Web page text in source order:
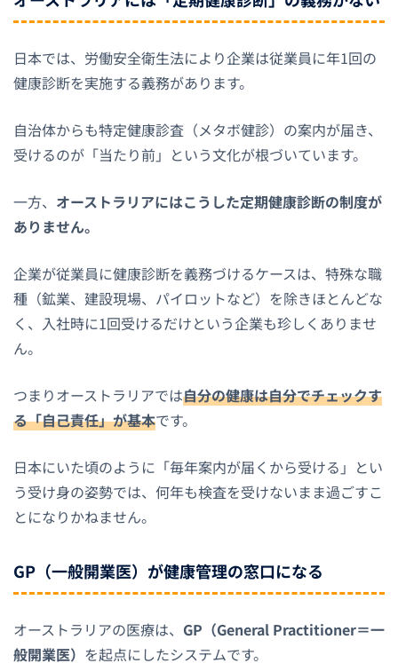
日本では、労働安全衛生法により企業は従業員に年1回の
健康診断を実施する義務があります。
自治体からも特定健康診査（メタボ健診）の案内が届き、
受けるのが「当たり前」という文化が根づいています。
一方、 オーストラリアにはこうした定期健康診断の制度が
ありません。
企業が従業員に健康診断を義務づけるケースは、特殊な職
種（鉱業、建設現場、パイロットなど）を除きほとんどな
く、入社時に1回受けるだけという企業も珍しくありませ
ん。
つまりオーストラリアでは自分の健康は自分でチェックす
る「自己責任」が基本です。
日本にいた頃のように「毎年案内が届くから受ける」とい
う受け身の姿勢では、何年も検査を受けないまま過ごすこ
とになりかねません。
GP（一般開業医）が健康管理の窓口になる
オーストラリアの医療は、 GP（General Practitioner＝一
般開業医） を起点にしたシステムです。